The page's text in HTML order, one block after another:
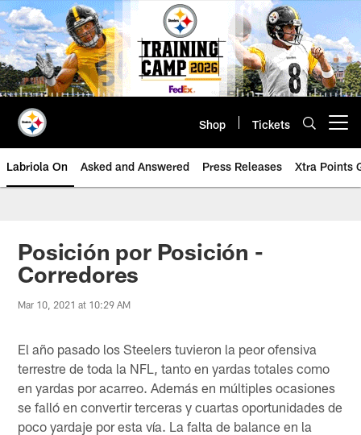
Skip
to
main
content
Shop Tickets
Labriola On Asked and Answered Press Releases Xtra Points
Posición por Posición -
Corredores
Mar 10, 2021 at 10:29 AM
El año pasado los Steelers tuvieron la peor ofensiva
terrestre de toda la NFL, tanto en yardas totales como
en yardas por acarreo. Además en múltiples ocasiones
se falló en convertir terceras y cuartas oportunidades de
poco yardaje por esta vía. La falta de balance en la